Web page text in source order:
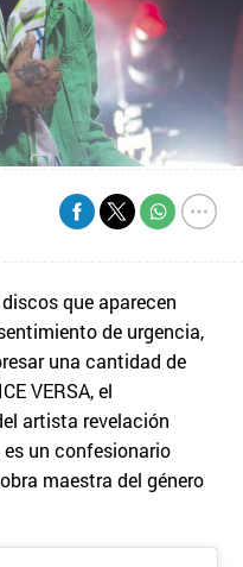
que aparecen
de urgencia,
una cantidad de
VERSA, el
artista revelación
un confesionario
maestra del género